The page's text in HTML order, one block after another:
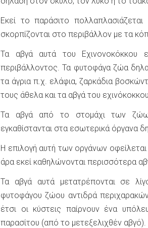
Εκεί το παράσιτο
σκορπίζονται στο περιβάλλον με τα
Τα αβγά αυτά του Εχινονοκόκκου
περιβάλλοντος. Τα φυτοφάγα ζώα
τα άγρια π.χ. ελάφια, ζαρκάδια
τους άθελα και τα αβγά του
Τα αβγά από το στομάχι των
εγκαθίστανται στα εσωτερικά όργανα
Η επιλογή αυτή των οργάνων
άρα εκεί καθηλώνονται περισσότερα
Τα αβγά αυτά μετατρέπονται σε
φυτοφάγου ζώου αντιδρά
έτσι οι κύστεις παίρνουν ένα
παρασίτου (από το μετεξελιχθέν αβγό).